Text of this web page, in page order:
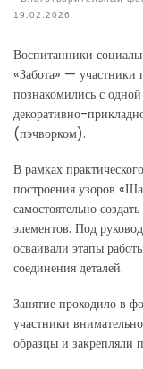
19.02.2026
Воспитанники
«Забота» — участники
познакомились с
декоративно-
(пэчворком).
В рамках
построения узоров
самостоятельно
элементов. Под
осваивали этапы
соединения деталей.
Занятие проходило в
участники
образцы и закрепляли